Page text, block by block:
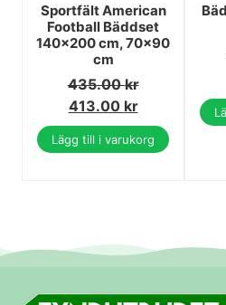
Sportfält American
Football Bäddset
140×200 cm, 70×90
cm
435.00kr
413.00 kr
Lägg till i varukorg